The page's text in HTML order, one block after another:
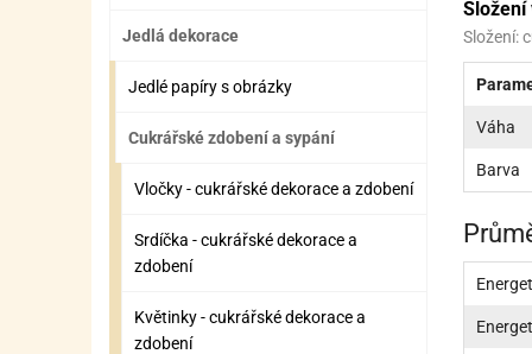
BOXY A TAŠKY NA POMŮCKY
Jedlá dekorace
Jedlé papíry s obrázky
Cukrářské zdobení a sypání
Vločky - cukrářské dekorace a zdobení
Srdíčka - cukrářské dekorace a
zdobení
Květinky - cukrářské dekorace a
zdobení
Složení
Složení:
Váha
Barva